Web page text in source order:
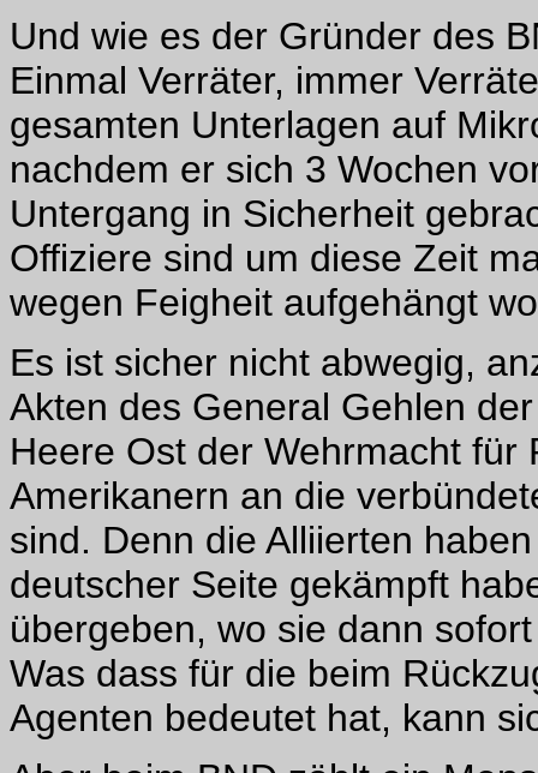
Und wie es der Gründer des
Einmal Verräter, immer
gesamten Unterlagen auf
nachdem er sich 3 Wochen
Untergang in Sicherheit
Offiziere sind um diese Zeit
wegen Feigheit aufgehängt
Es ist sicher nicht abwegig,
Akten des General Gehlen
Heere Ost der Wehrmacht für
Amerikanern an die
sind. Denn die Alliierten
deutscher Seite gekämpft
übergeben, wo sie dann
Was dass für die beim
Agenten bedeutet hat, kann